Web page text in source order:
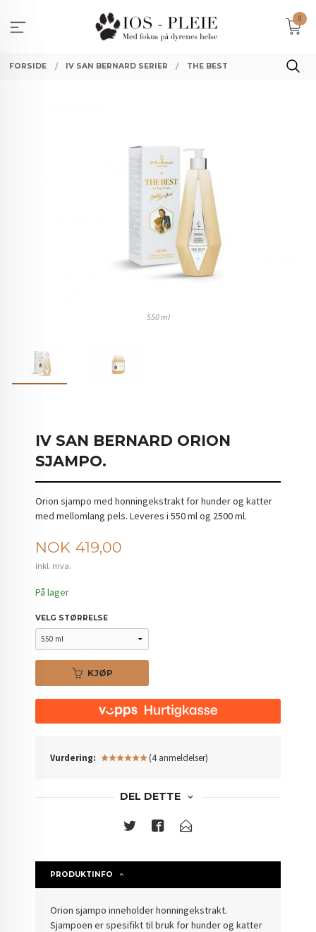
innholdet
0
FORSIDE IV SAN BERNARD SERIER THE BEST
550 ml
IV SAN BERNARD ORION
SJAMPO.
Orion sjampo med honningekstrakt for hunder og katter
med mellomlang pels. Leveres i 550 ml og 2500 ml.
Pris
NOK 419,00
inkl. mva.
På lager
VELG STØRRELSE
KJØP
Vurdering: (4 anmeldelser)
DEL DETTE
PRODUKTINFO
Orion sjampo inneholder honningekstrakt.
Sjampoen er spesifikt til bruk for hunder og katter